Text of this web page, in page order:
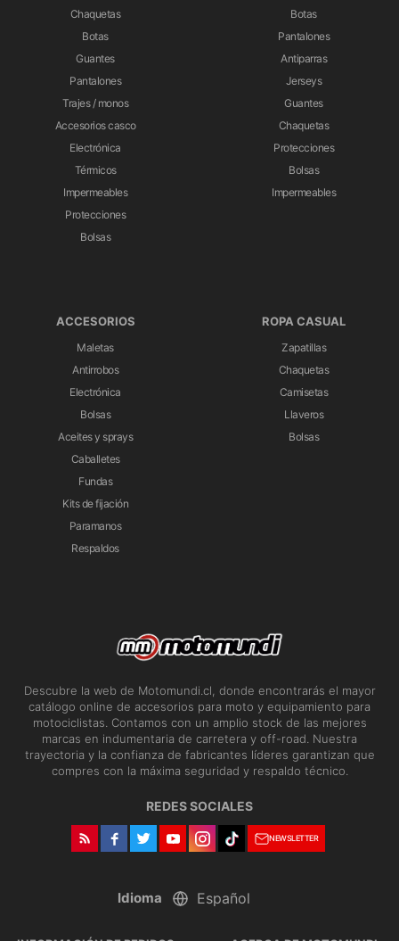
Chaquetas
Botas
Guantes
Pantalones
Trajes / monos
Accesorios casco
Electrónica
Térmicos
Impermeables
Protecciones
Bolsas
Botas
Pantalones
Antiparras
Jerseys
Guantes
Chaquetas
Protecciones
Bolsas
Impermeables
ACCESORIOS
Maletas
Antirrobos
Electrónica
Bolsas
Aceites y sprays
Caballetes
Fundas
Kits de fijación
Paramanos
Respaldos
ROPA CASUAL
Zapatillas
Chaquetas
Camisetas
Llaveros
Bolsas
Descubre la web de Motomundi.cl, donde encontrarás el mayor
catálogo online de accesorios para moto y equipamiento para
motociclistas. Contamos con un amplio stock de las mejores
marcas en indumentaria de carretera y off-road. Nuestra
trayectoria y la confianza de fabricantes líderes garantizan que
compres con la máxima seguridad y respaldo técnico.
REDES SOCIALES
NEWSLETTER
Idioma